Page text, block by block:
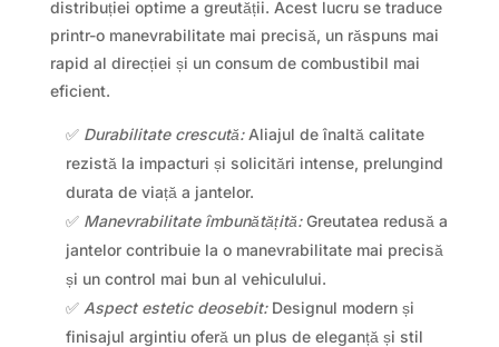
distribuției optime a greutății. Acest lucru se traduce
printr-o manevrabilitate mai precisă, un răspuns mai
rapid al direcției și un consum de combustibil mai
eficient.
✅ Durabilitate crescută:Aliajul de înaltă calitate
rezistă la impacturi și solicitări intense, prelungind
durata de viață a jantelor.
✅ Manevrabilitate îmbunătățită:Greutatea redusă a
jantelor contribuie la o manevrabilitate mai precisă
și un control mai bun al vehiculului.
✅ Aspect estetic deosebit:Designul modern și
finisajul argintiu oferă un plus de eleganță și stil